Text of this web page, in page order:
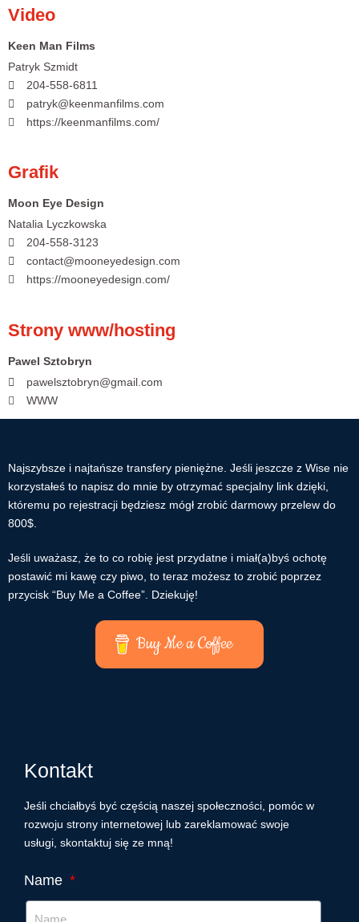
Video
Keen Man Films
Patryk Szmidt
204-558-6811
patryk@keenmanfilms.com
https://keenmanfilms.com/
Grafik
Moon Eye Design
Natalia Lyczkowska
204-558-3123
contact@mooneyedesign.com
https://mooneyedesign.com/
Strony www/hosting
Pawel Sztobryn
pawelsztobryn@gmail.com
WWW
Najszybsze i najtańsze transfery pieniężne. Jeśli jeszcze z Wise nie
korzystałeś to napisz do mnie by otrzymać specjalny link dzięki,
któremu po rejestracji będziesz mógł zrobić darmowy przelew do
800$.
Jeśli uważasz, że to co robię jest przydatne i miał(a)byś ochotę
postawić mi kawę czy piwo, to teraz możesz to zrobić poprzez
przycisk “Buy Me a Coffee”. Dziekuję!
Buy Me a Coffee
Kontakt
Jeśli chciałbyś być częścią naszej społeczności, pomóc w
rozwoju strony internetowej lub zareklamować swoje
usługi, skontaktuj się ze mną!
Name